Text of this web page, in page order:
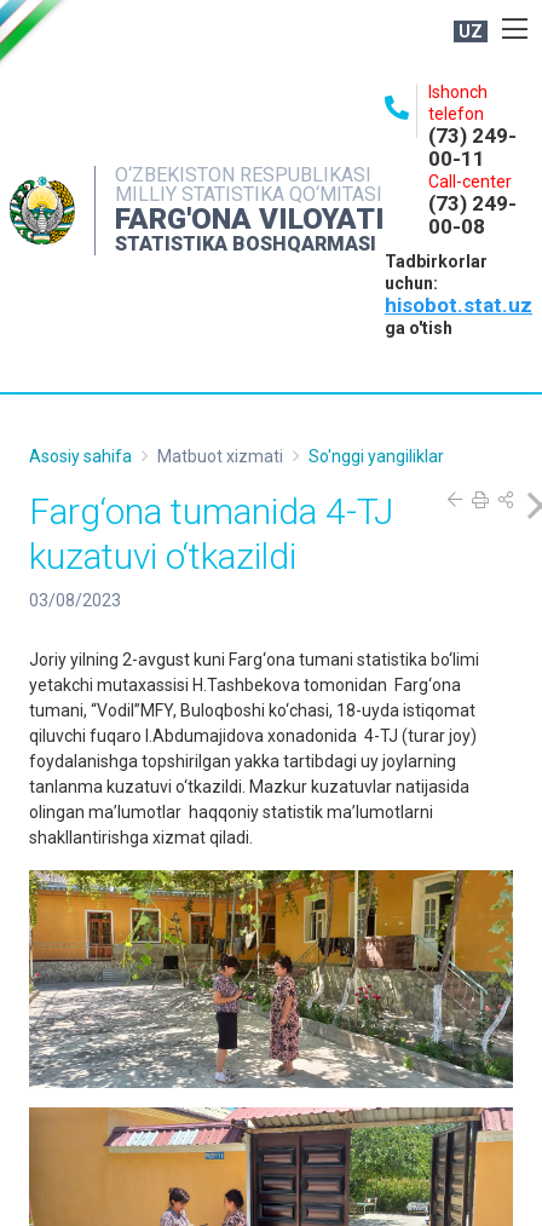
UZ
O‘ZBEKISTON RESPUBLIKASI
MILLIY STATISTIKA QO‘MITASI
FARG'ONA VILOYATI
STATISTIKA BOSHQARMASI
Ishonch
telefon
(73) 249-
00-11
Call-center
(73) 249-
00-08
Tadbirkorlar
uchun:
hisobot.stat.uz
ga o'tish
NASHRLAR
INTERAKTIV XIZMATLAR
MATBUOT XIZMATI
Asosiy sahifa Matbuot xizmati So'nggi yangiliklar
Farg‘ona tumanida 4-TJ
kuzatuvi o‘tkazildi
03/08/2023
Joriy yilning 2-avgust kuni Farg‘ona tumani statistika bo‘limi
yetakchi mutaxassisi H.Tashbekova tomonidan Farg‘ona
tumani, “Vodil”MFY, Buloqboshi ko‘chasi, 18-uyda istiqomat
qiluvchi fuqaro I.Abdumajidova xonadonida 4-TJ (turar joy)
foydalanishga topshirilgan yakka tartibdagi uy joylarning
tanlanma kuzatuvi o‘tkazildi. Mazkur kuzatuvlar natijasida
olingan ma’lumotlar haqqoniy statistik ma’lumotlarni
shakllantirishga xizmat qiladi.